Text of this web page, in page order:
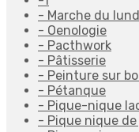
- Marche du
- Oenologie
- Pacthwork
- Pâtisserie
- Peinture sur
- Pétanque
- Pique-nique
- Pique nique